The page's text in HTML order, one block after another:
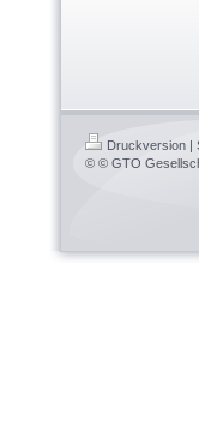
Druckversion |
© © GTO